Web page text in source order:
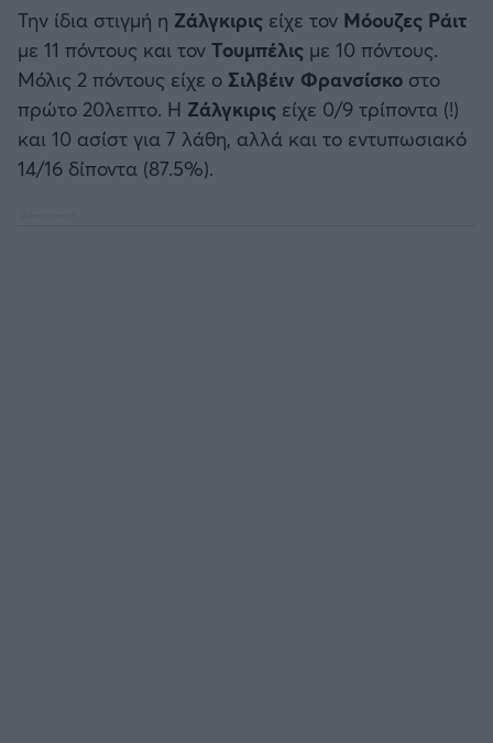
Την ίδια στιγμή η Ζάλγκιρις είχε τον Μόουζες Ράιτ
με 11 πόντους και τον Τουμπέλις με 10 πόντους.
Μόλις 2 πόντους είχε ο Σιλβέιν Φρανσίσκο στο
πρώτο 20λεπτο. Η Ζάλγκιρις είχε 0/9 τρίποντα (!)
και 10 ασίστ για 7 λάθη, αλλά και το εντυπωσιακό
14/16 δίποντα (87.5%).